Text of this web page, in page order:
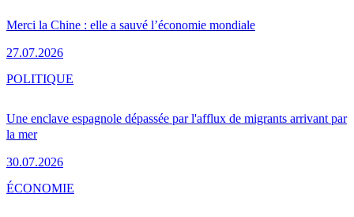
Merci la Chine : elle a sauvé l’économie mondiale
27.07.2026
Une enclave espagnole dépassée par l'afflux de migrants arrivant par
la mer
30.07.2026
POLITIQUE
ÉCONOMIE